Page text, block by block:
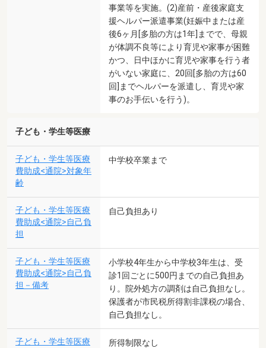
事業等を実施。(2)産前・産後家庭支
援ヘルパー派遣事業(妊娠中または産
後6ヶ月[多胎の方は1年]までで、母親
が体調不良等により育児や家事が困難
かつ、日中ほかに育児や家事を行う者
がいない家庭に、20回[多胎の方は60
回]までヘルパーを派遣し、育児や家
事のお手伝いを行う)。
子ども・学生等医療
子ども・学生等医療
費助成<通院>対象年
齢
中学校卒業まで
子ども・学生等医療
費助成<通院>自己負
担
自己負担あり
子ども・学生等医療
費助成<通院>自己負
担－備考
小学校4年生から中学校3年生は、受
診1回ごとに500円までの自己負担あ
り。院外処方の調剤は自己負担なし。
保護者が市民税所得割非課税の場合、
自己負担なし。
子ども・学生等医療
所得制限なし